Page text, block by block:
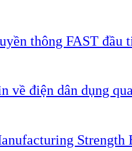
thông FAST đầu
về điện dân dụng
Strength